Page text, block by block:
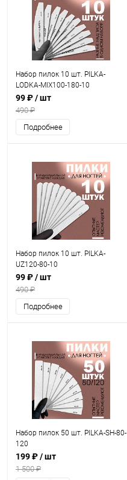
Набор пилок 10 шт. PILKA-
LODKA-MIX100-180-10
99 ₽/ шт
490 ₽
Подробнее
Набор пилок 10 шт. PILKA-
UZ120-80-10
99 ₽/ шт
490 ₽
Подробнее
Набор пилок 50 шт. PILKA-SH-80-
120
199 ₽/ шт
1 500 ₽